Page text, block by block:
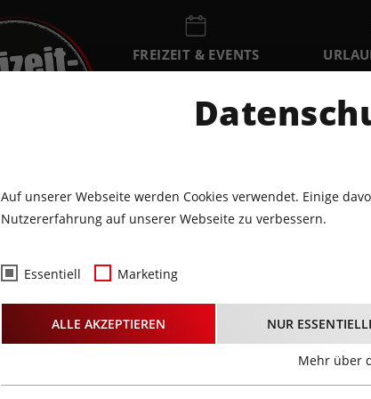
FREIZEIT & EVENTS
EVENTKALENDER
SA
ELECTRIC
Auf unserer Webseite werden Cookies verwendet. Einige
Nutzererfahrung auf unserer Webseite zu verbessern.
Essentiell Marketing
ALLE AKZEPTIEREN NUR
Mehr über